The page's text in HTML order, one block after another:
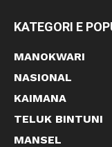
KATEGORI E
MANOKWARI
NASIONAL
KAIMANA
TELUK BINTUNI
MANSEL